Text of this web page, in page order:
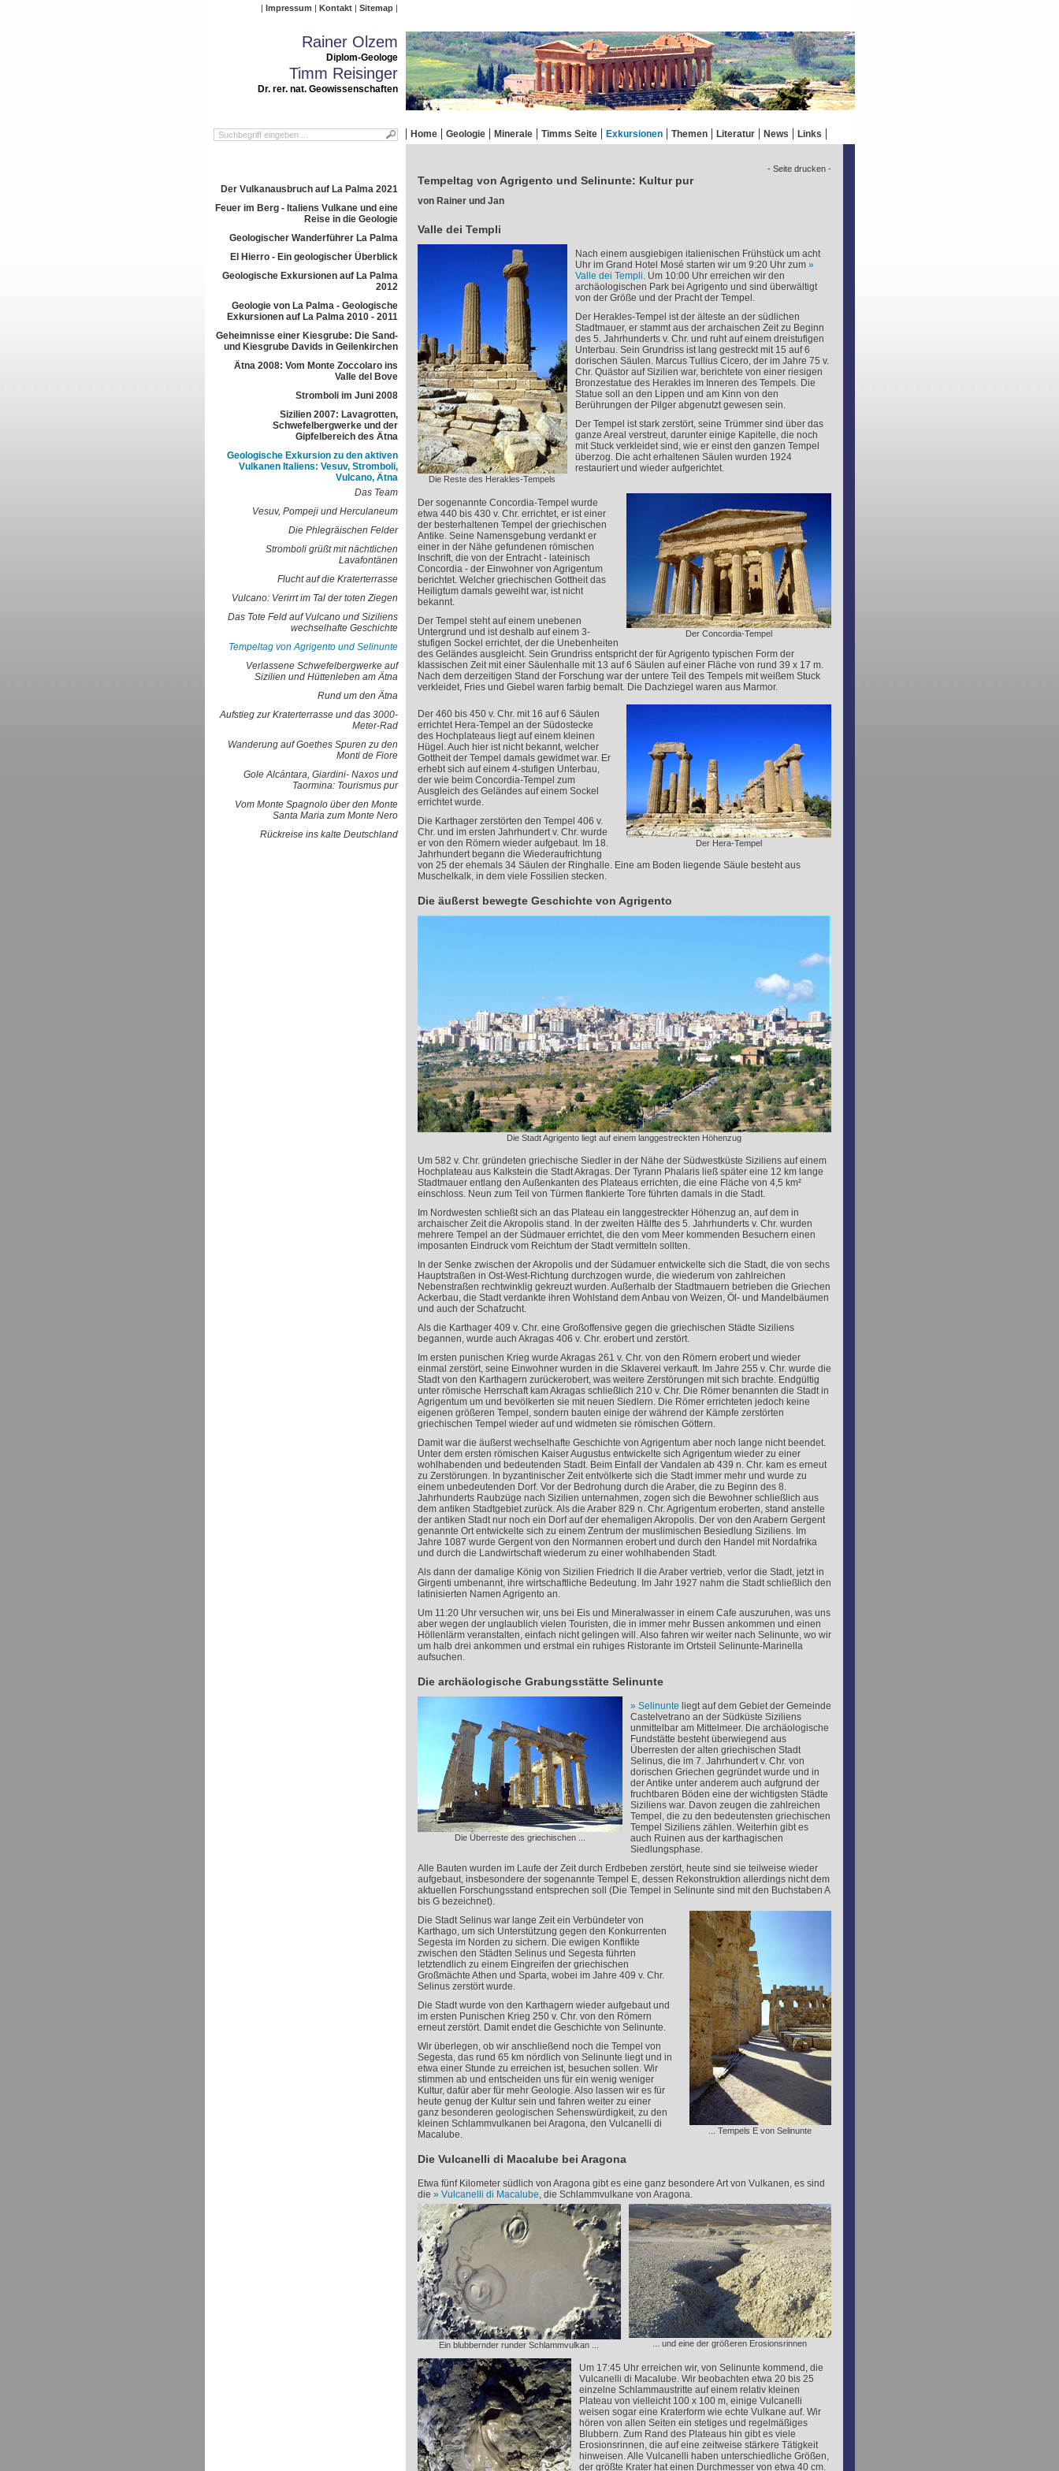
Impressum Kontakt Sitemap
Rainer Olzem
Diplom-Geologe
Timm Reisinger
Dr. rer. nat. Geowissenschaften
Home Geologie Minerale Timms Seite Exkursionen Themen Literatur News Links
Der Vulkanausbruch auf La Palma 2021
Feuer im Berg - Italiens Vulkane und eine
Reise in die Geologie
Geologischer Wanderführer La Palma
El Hierro - Ein geologischer Überblick
Geologische Exkursionen auf La Palma
2012
Geologie von La Palma - Geologische
Exkursionen auf La Palma 2010 - 2011
Geheimnisse einer Kiesgrube: Die Sand-
und Kiesgrube Davids in Geilenkirchen
Ätna 2008: Vom Monte Zoccolaro ins
Valle del Bove
Stromboli im Juni 2008
Sizilien 2007: Lavagrotten,
Schwefelbergwerke und der
Gipfelbereich des Ätna
Geologische Exkursion zu den aktiven
Vulkanen Italiens: Vesuv, Stromboli,
Vulcano, Ätna
Das Team
Vesuv, Pompeji und Herculaneum
Die Phlegräischen Felder
Stromboli grüßt mit nächtlichen
Lavafontänen
Flucht auf die Kraterterrasse
Vulcano: Verirrt im Tal der toten Ziegen
Das Tote Feld auf Vulcano und Siziliens
wechselhafte Geschichte
Tempeltag von Agrigento und Selinunte
Verlassene Schwefelbergwerke auf
Sizilien und Hüttenleben am Ätna
Rund um den Ätna
Aufstieg zur Kraterterrasse und das 3000-
Meter-Rad
Wanderung auf Goethes Spuren zu den
Monti de Fiore
Gole Alcántara, Giardini- Naxos und
Taormina: Tourismus pur
Vom Monte Spagnolo über den Monte
Santa Maria zum Monte Nero
Rückreise ins kalte Deutschland
- Seite drucken -
Tempeltag von Agrigento und Selinunte: Kultur pur
von Rainer und Jan
Valle dei Templi
Die Reste des Herakles-Tempels
Nach einem ausgiebigen italienischen Frühstück um acht
Uhr im Grand Hotel Mosé starten wir um 9:20 Uhr zum
Valle dei Templi. Um 10:00 Uhr erreichen wir den
archäologischen Park bei Agrigento und sind überwältigt
von der Größe und der Pracht der Tempel.
Der Herakles-Tempel ist der älteste an der südlichen
Stadtmauer, er stammt aus der archaischen Zeit zu Beginn
des 5. Jahrhunderts v. Chr. und ruht auf einem dreistufigen
Unterbau. Sein Grundriss ist lang gestreckt mit 15 auf 6
dorischen Säulen. Marcus Tullius Cicero, der im Jahre 75 v.
Chr. Quästor auf Sizilien war, berichtete von einer riesigen
Bronzestatue des Herakles im Inneren des Tempels. Die
Statue soll an den Lippen und am Kinn von den
Berührungen der Pilger abgenutzt gewesen sein.
Der Tempel ist stark zerstört, seine Trümmer sind über das
ganze Areal verstreut, darunter einige Kapitelle, die noch
mit Stuck verkleidet sind, wie er einst den ganzen Tempel
überzog. Die acht erhaltenen Säulen wurden 1924
restauriert und wieder aufgerichtet.
Der Concordia-Tempel
Der sogenannte Concordia-Tempel wurde
etwa 440 bis 430 v. Chr. errichtet, er ist einer
der besterhaltenen Tempel der griechischen
Antike. Seine Namensgebung verdankt er
einer in der Nähe gefundenen römischen
Inschrift, die von der Entracht - lateinisch
Concordia - der Einwohner von Agrigentum
berichtet. Welcher griechischen Gottheit das
Heiligtum damals geweiht war, ist nicht
bekannt.
Der Tempel steht auf einem unebenen
Untergrund und ist deshalb auf einem 3-
stufigen Sockel errichtet, der die Unebenheiten
des Geländes ausgleicht. Sein Grundriss entspricht der für Agrigento typischen Form der
klassischen Zeit mit einer Säulenhalle mit 13 auf 6 Säulen auf einer Fläche von rund 39 x 17 m.
Nach dem derzeitigen Stand der Forschung war der untere Teil des Tempels mit weißem Stuck
verkleidet, Fries und Giebel waren farbig bemalt. Die Dachziegel waren aus Marmor.
Der Hera-Tempel
Der 460 bis 450 v. Chr. mit 16 auf 6 Säulen
errichtet Hera-Tempel an der Südostecke
des Hochplateaus liegt auf einem kleinen
Hügel. Auch hier ist nicht bekannt, welcher
Gottheit der Tempel damals gewidmet war. Er
erhebt sich auf einem 4-stufigen Unterbau,
der wie beim Concordia-Tempel zum
Ausgleich des Geländes auf einem Sockel
errichtet wurde.
Die Karthager zerstörten den Tempel 406 v.
Chr. und im ersten Jahrhundert v. Chr. wurde
er von den Römern wieder aufgebaut. Im 18.
Jahrhundert begann die Wiederaufrichtung
von 25 der ehemals 34 Säulen der Ringhalle. Eine am Boden liegende Säule besteht aus
Muschelkalk, in dem viele Fossilien stecken.
Die äußerst bewegte Geschichte von Agrigento
Die Stadt Agrigento liegt auf einem langgestreckten Höhenzug
Um 582 v. Chr. gründeten griechische Siedler in der Nähe der Südwestküste Siziliens auf einem
Hochplateau aus Kalkstein die Stadt Akragas. Der Tyrann Phalaris ließ später eine 12 km lange
Stadtmauer entlang den Außenkanten des Plateaus errichten, die eine Fläche von 4,5 km²
einschloss. Neun zum Teil von Türmen flankierte Tore führten damals in die Stadt.
Im Nordwesten schließt sich an das Plateau ein langgestreckter Höhenzug an, auf dem in
archaischer Zeit die Akropolis stand. In der zweiten Hälfte des 5. Jahrhunderts v. Chr. wurden
mehrere Tempel an der Südmauer errichtet, die den vom Meer kommenden Besuchern einen
imposanten Eindruck vom Reichtum der Stadt vermitteln sollten.
In der Senke zwischen der Akropolis und der Südamuer entwickelte sich die Stadt, die von sechs
Hauptstraßen in Ost-West-Richtung durchzogen wurde, die wiederum von zahlreichen
Nebenstraßen rechtwinklig gekreuzt wurden. Außerhalb der Stadtmauern betrieben die Griechen
Ackerbau, die Stadt verdankte ihren Wohlstand dem Anbau von Weizen, Öl- und Mandelbäumen
und auch der Schafzucht.
Als die Karthager 409 v. Chr. eine Großoffensive gegen die griechischen Städte Siziliens
begannen, wurde auch Akragas 406 v. Chr. erobert und zerstört.
Im ersten punischen Krieg wurde Akragas 261 v. Chr. von den Römern erobert und wieder
einmal zerstört, seine Einwohner wurden in die Sklaverei verkauft. Im Jahre 255 v. Chr. wurde die
Stadt von den Karthagern zurückerobert, was weitere Zerstörungen mit sich brachte. Endgültig
unter römische Herrschaft kam Akragas schließlich 210 v. Chr. Die Römer benannten die Stadt in
Agrigentum um und bevölkerten sie mit neuen Siedlern. Die Römer errichteten jedoch keine
eigenen größeren Tempel, sondern bauten einige der während der Kämpfe zerstörten
griechischen Tempel wieder auf und widmeten sie römischen Göttern.
Damit war die äußerst wechselhafte Geschichte von Agrigentum aber noch lange nicht beendet.
Unter dem ersten römischen Kaiser Augustus entwickelte sich Agrigentum wieder zu einer
wohlhabenden und bedeutenden Stadt. Beim Einfall der Vandalen ab 439 n. Chr. kam es erneut
zu Zerstörungen. In byzantinischer Zeit entvölkerte sich die Stadt immer mehr und wurde zu
einem unbedeutenden Dorf. Vor der Bedrohung durch die Araber, die zu Beginn des 8.
Jahrhunderts Raubzüge nach Sizilien unternahmen, zogen sich die Bewohner schließlich aus
dem antiken Stadtgebiet zurück. Als die Araber 829 n. Chr. Agrigentum eroberten, stand anstelle
der antiken Stadt nur noch ein Dorf auf der ehemaligen Akropolis. Der von den Arabern Gergent
genannte Ort entwickelte sich zu einem Zentrum der muslimischen Besiedlung Siziliens. Im
Jahre 1087 wurde Gergent von den Normannen erobert und durch den Handel mit Nordafrika
und durch die Landwirtschaft wiederum zu einer wohlhabenden Stadt.
Als dann der damalige König von Sizilien Friedrich II die Araber vertrieb, verlor die Stadt, jetzt in
Girgenti umbenannt, ihre wirtschaftliche Bedeutung. Im Jahr 1927 nahm die Stadt schließlich den
latinisierten Namen Agrigento an.
Um 11:20 Uhr versuchen wir, uns bei Eis und Mineralwasser in einem Cafe auszuruhen, was uns
aber wegen der unglaublich vielen Touristen, die in immer mehr Bussen ankommen und einen
Höllenlärm veranstalten, einfach nicht gelingen will. Also fahren wir weiter nach Selinunte, wo wir
um halb drei ankommen und erstmal ein ruhiges Ristorante im Ortsteil Selinunte-Marinella
aufsuchen.
Die archäologische Grabungsstätte Selinunte
Die Überreste des griechischen ...
Selinunte liegt auf dem Gebiet der Gemeinde
Castelvetrano an der Südküste Siziliens
unmittelbar am Mittelmeer. Die archäologische
Fundstätte besteht überwiegend aus
Überresten der alten griechischen Stadt
Selinus, die im 7. Jahrhundert v. Chr. von
dorischen Griechen gegründet wurde und in
der Antike unter anderem auch aufgrund der
fruchtbaren Böden eine der wichtigsten Städte
Siziliens war. Davon zeugen die zahlreichen
Tempel, die zu den bedeutensten griechischen
Tempel Siziliens zählen. Weiterhin gibt es
auch Ruinen aus der karthagischen
Siedlungsphase.
Alle Bauten wurden im Laufe der Zeit durch Erdbeben zerstört, heute sind sie teilweise wieder
aufgebaut, insbesondere der sogenannte Tempel E, dessen Rekonstruktion allerdings nicht dem
aktuellen Forschungsstand entsprechen soll (Die Tempel in Selinunte sind mit den Buchstaben A
bis G bezeichnet).
... Tempels E von Selinunte
Die Stadt Selinus war lange Zeit ein Verbündeter von
Karthago, um sich Unterstützung gegen den Konkurrenten
Segesta im Norden zu sichern. Die ewigen Konflikte
zwischen den Städten Selinus und Segesta führten
letztendlich zu einem Eingreifen der griechischen
Großmächte Athen und Sparta, wobei im Jahre 409 v. Chr.
Selinus zerstört wurde.
Die Stadt wurde von den Karthagern wieder aufgebaut und
im ersten Punischen Krieg 250 v. Chr. von den Römern
erneut zerstört. Damit endet die Geschichte von Selinunte.
Wir überlegen, ob wir anschließend noch die Tempel von
Segesta, das rund 65 km nördlich von Selinunte liegt und in
etwa einer Stunde zu erreichen ist, besuchen sollen. Wir
stimmen ab und entscheiden uns für ein wenig weniger
Kultur, dafür aber für mehr Geologie. Also lassen wir es für
heute genug der Kultur sein und fahren weiter zu einer
ganz besonderen geologischen Sehenswürdigkeit, zu den
kleinen Schlammvulkanen bei Aragona, den Vulcanelli di
Macalube.
Die Vulcanelli di Macalube bei Aragona
Etwa fünf Kilometer südlich von Aragona gibt es eine ganz besondere Art von Vulkanen, es sind
die
Vulcanelli di Macalube, die Schlammvulkane von Aragona.
Ein blubbernder runder Schlammvulkan ... ... und eine der größeren Erosionsrinnen
Um 17:45 Uhr erreichen wir, von Selinunte kommend, die
Vulcanelli di Macalube. Wir beobachten etwa 20 bis 25
einzelne Schlammaustritte auf einem relativ kleinen
Plateau von vielleicht 100 x 100 m, einige Vulcanelli
weisen sogar eine Kraterform wie echte Vulkane auf. Wir
hören von allen Seiten ein stetiges und regelmäßiges
Blubbern. Zum Rand des Plateaus hin gibt es viele
Erosionsrinnen, die auf eine zeitweise stärkere Tätigkeit
hinweisen. Alle Vulcanelli haben unterschiedliche Größen,
der größte Krater hat einen Durchmesser von etwa 40 cm.